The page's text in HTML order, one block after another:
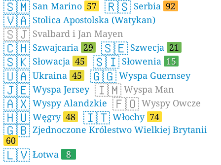
🇸🇲 San Marino 57 🇷🇸 Serbia 92
🇻🇦 Stolica Apostolska (Watykan)
🇸🇯 Svalbard i Jan Mayen
🇨🇭 Szwajcaria 29 🇸🇪 Szwecja 21
🇸🇰 Słowacja 45 🇸🇮 Słowenia 15
🇺🇦 Ukraina 45 🇬🇬 Wyspa Guernsey
🇯🇪 Wyspa Jersey 🇮🇲 Wyspa Man
🇦🇽 Wyspy Alandzkie 🇫🇴 Wyspy Owcze
🇭🇺 Węgry 48 🇮🇹 Włochy 74
🇬🇧 Zjednoczone Królestwo Wielkiej Brytanii
60
🇱🇻 Łotwa 8